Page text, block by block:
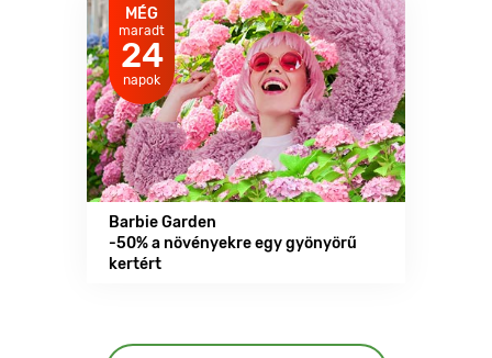
MÉG
maradt
24
napok
Barbie Garden
-50% a növényekre egy gyönyörű
kertért